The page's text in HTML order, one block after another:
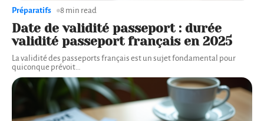
Date de validité passeport : durée
validité passeport français en 2025
La validité des passeports français est un sujet fondamental pour
quiconque prévoit…
Préparatifs 8 min read